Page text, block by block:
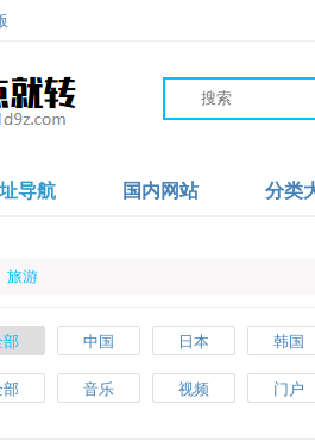
导航 国内网站 分类
旅游
部 中国 日本 韩国
特 伊朗 阿联酋 阿富汗
部 音乐 视频 门户